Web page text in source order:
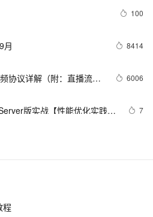
100
月 8414
协议详解（附：直播流地
6006
版实战【性能优化实践、
7
有这几款工具！
迁移到归档模式
找到目标
程